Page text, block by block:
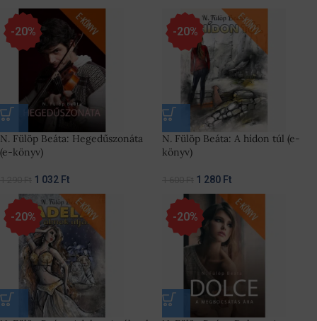
-20%
N. Fülöp Beáta: Hegedűszonáta
(e-könyv)
1 032 Ft
-20%
N. Fülöp Beáta: A hídon túl (e-
könyv)
1 280 Ft
-20% -20%